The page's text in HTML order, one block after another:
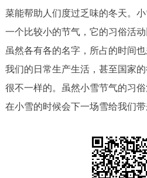
多语种
ENGLISH 한국어
菜能帮助人们度过乏味的冬天。
一个比较小的节气，它的习俗活
虽然各有各的名字，所占的时间
我们的日常生产生活，甚至国家
很不一样的。虽然小雪节气的习
在小雪的时候会下一场雪给我们带